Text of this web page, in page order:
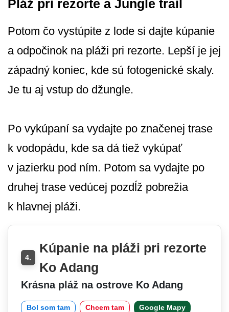
Pláž pri rezorte a Jungle trail
Potom čo vystúpite z lode si dajte kúpanie
a odpočinok na pláži pri rezorte. Lepší je jej
západný koniec, kde sú fotogenické skaly.
Je tu aj vstup do džungle.
Po vykúpaní sa vydajte po značenej trase
k vodopádu, kde sa dá tiež vykúpať
v jazierku pod ním. Potom sa vydajte po
druhej trase vedúcej pozdĺž pobrežia
k hlavnej pláži.
4.
Kúpanie na pláži pri rezorte
Ko Adang
Krásna pláž na ostrove Ko Adang
Bol som tam Chcem tam Google Mapy